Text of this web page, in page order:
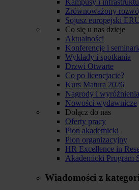
Zrównoważony
Sojusz europejski
Co się u nas dzieje
Aktualności
Konferencje i
Wykłady i spotkania
Drzwi Otwarte
Co po licencjacie?
Kurs Matura 2026
Nagrody i wyróżnienia
Nowości wydawnicze
Dołącz do nas
Oferty pracy
Pion akademicki
Pion organizacyjny
HR Excellence in
Akademicki Program
Wiadomości z